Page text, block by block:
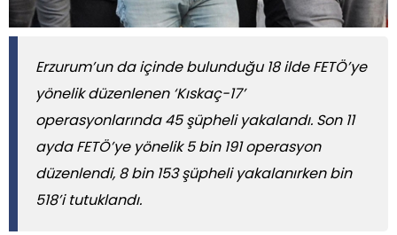
Erzurum’un da içinde bulunduğu 18 ilde FETÖ’ye
yönelik düzenlenen ‘Kıskaç-17’
operasyonlarında 45 şüpheli yakalandı. Son 11
ayda FETÖ’ye yönelik 5 bin 191 operasyon
düzenlendi, 8 bin 153 şüpheli yakalanırken bin
518’i tutuklandı.